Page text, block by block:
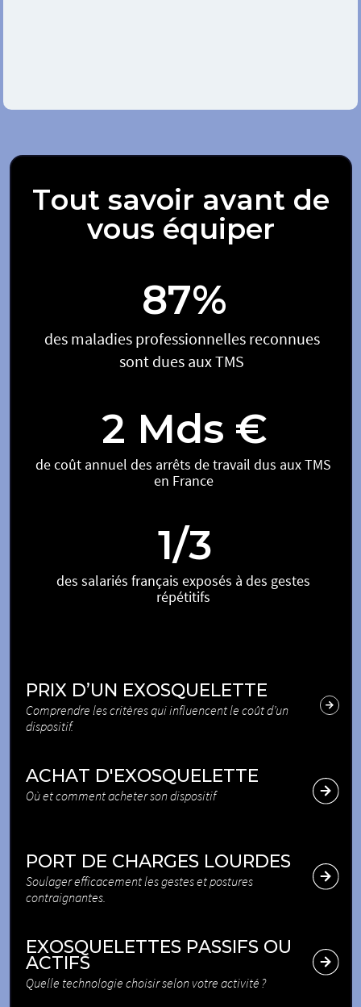
Tout savoir avant de
vous équiper
87%
des maladies professionnelles reconnues
sont dues aux TMS
2 Mds €
de coût annuel des arrêts de travail dus aux TMS
en France
1/3
des salariés français exposés à des gestes
répétitifs
PRIX D’UN EXOSQUELETTE
Comprendre les critères qui influencent le coût d’un
dispositif.
ACHAT D'EXOSQUELETTE
Où et comment acheter son dispositif
PORT DE CHARGES LOURDES
Soulager efficacement les gestes et postures
contraignantes.
EXOSQUELETTES PASSIFS OU
ACTIFS
Quelle technologie choisir selon votre activité ?